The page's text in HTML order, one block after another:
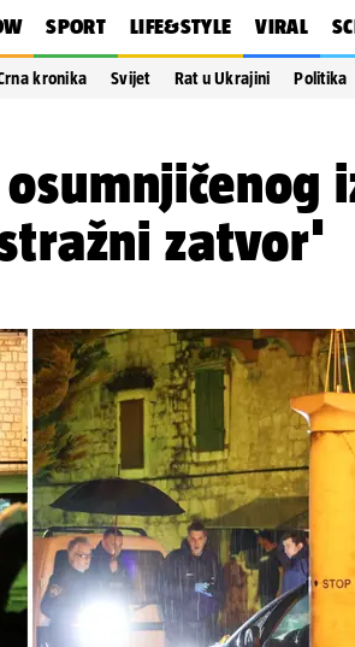
SPORT LIFE&STYLE VIRAL
kronika Svijet Rat u Ukrajini Politika
zatvor'